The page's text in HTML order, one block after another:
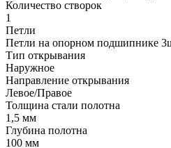
Количество створок
1
Петли
Петли на опорном подшипнике
Тип открывания
Наружное
Направление открывания
Левое/Правое
Толщина стали полотна
1,5 мм
Глубина полотна
100 мм